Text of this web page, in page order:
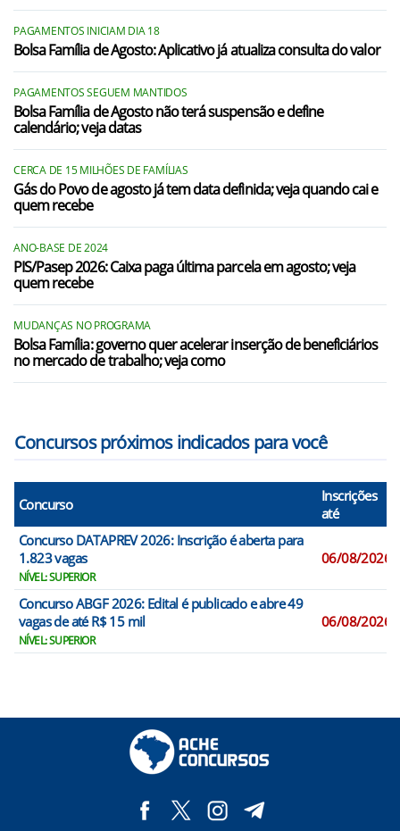
PAGAMENTOS INICIAM DIA 18
Bolsa Família de Agosto: Aplicativo já atualiza consulta do valor
PAGAMENTOS SEGUEM MANTIDOS
Bolsa Família de Agosto não terá suspensão e define
calendário; veja datas
CERCA DE 15 MILHÕES DE FAMÍLIAS
Gás do Povo de agosto já tem data definida; veja quando cai e
quem recebe
ANO-BASE DE 2024
PIS/Pasep 2026: Caixa paga última parcela em agosto; veja
quem recebe
MUDANÇAS NO PROGRAMA
Bolsa Família: governo quer acelerar inserção de beneficiários
no mercado de trabalho; veja como
Concursos próximos indicados para você
Concurso
Inscrições
até
Concurso DATAPREV 2026: Inscrição é aberta para
1.823 vagas
NÍVEL: SUPERIOR
06/08/2026
Concurso ABGF 2026: Edital é publicado e abre 49
vagas de até R$ 15 mil
NÍVEL: SUPERIOR
06/08/2026